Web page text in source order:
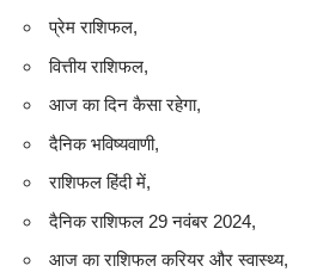
प्रेम राशिफल,
वित्तीय राशिफल,
आज का दिन कैसा रहेगा,
दैनिक भविष्यवाणी,
राशिफल हिंदी में,
दैनिक राशिफल 29 नवंबर 2024,
आज का राशिफल करियर और स्वास्थ्य,